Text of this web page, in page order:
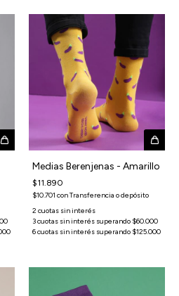
Medias Berenjenas - Amarillo
$11.890
$10.701 conTransferencia o depósito